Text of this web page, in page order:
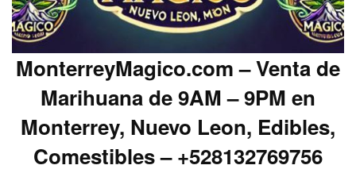
MonterreyMagico.com – Venta de
Marihuana de 9AM – 9PM en
Monterrey, Nuevo Leon, Edibles,
Comestibles – +528132769756